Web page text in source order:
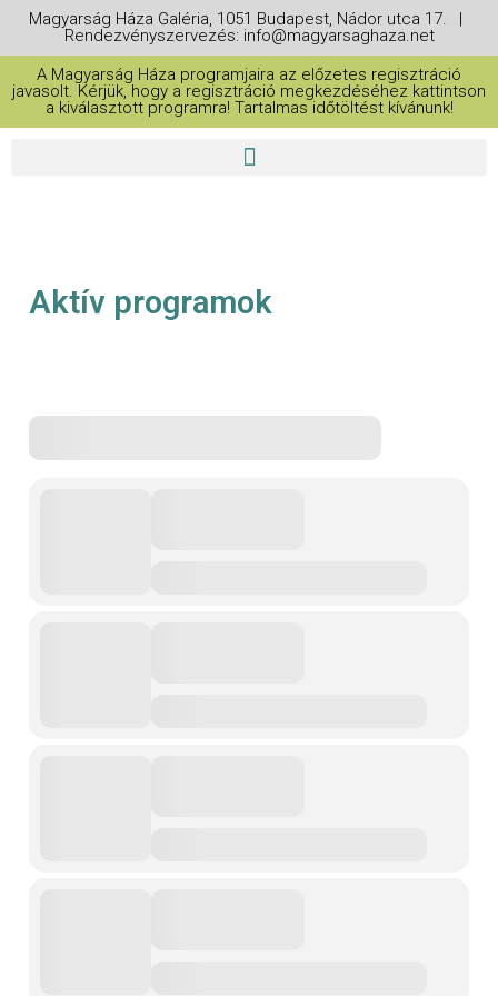
Magyarság Háza Galéria, 1051 Budapest, Nádor utca 17. |
Rendezvényszervezés: info@magyarsaghaza.net
A Magyarság Háza programjaira az előzetes regisztráció
javasolt. Kérjük, hogy a regisztráció megkezdéséhez kattintson
a kiválasztott programra! Tartalmas időtöltést kívánunk!
Aktív programok